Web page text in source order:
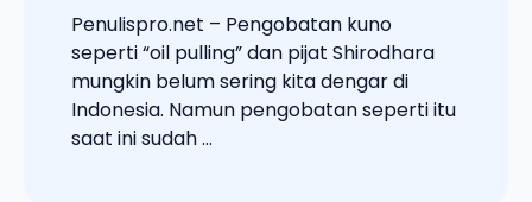
Penulispro.net – Pengobatan kuno
seperti “oil pulling” dan pijat Shirodhara
mungkin belum sering kita dengar di
Indonesia. Namun pengobatan seperti itu
saat ini sudah ...